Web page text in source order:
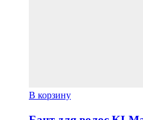
В корзину